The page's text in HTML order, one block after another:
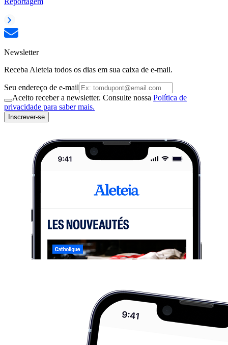
Newsletter
Receba Aleteia todos os dias em sua caixa de e-mail.
Seu endereço de e-mail
Aceito receber a newsletter. Consulte nossa Política de
privacidade para saber mais.
Inscrever-se